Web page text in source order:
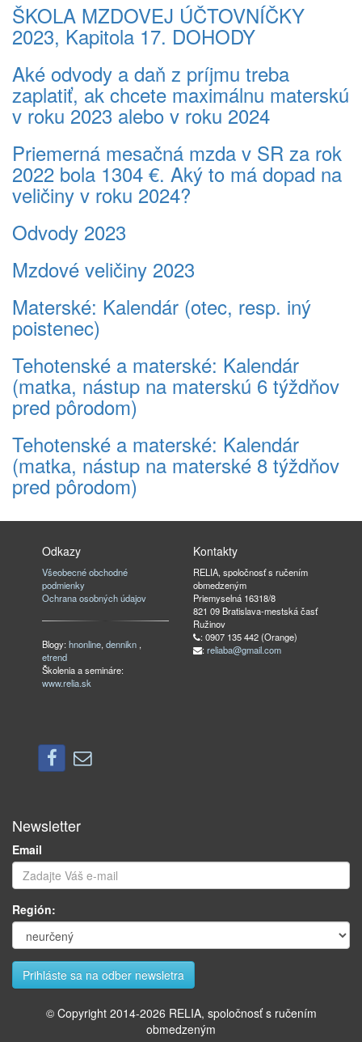
ŠKOLA MZDOVEJ ÚČTOVNÍČKY
2023, Kapitola 17. DOHODY
Aké odvody a daň z príjmu treba
zaplatiť, ak chcete maximálnu materskú
v roku 2023 alebo v roku 2024
Priemerná mesačná mzda v SR za rok
2022 bola 1304 €. Aký to má dopad na
veličiny v roku 2024?
Odvody 2023
Mzdové veličiny 2023
Materské: Kalendár (otec, resp. iný
poistenec)
Tehotenské a materské: Kalendár
(matka, nástup na materskú 6 týždňov
pred pôrodom)
Tehotenské a materské: Kalendár
(matka, nástup na materské 8 týždňov
pred pôrodom)
Odkazy
Všeobecné obchodné
podmienky
Ochrana osobných údajov
Blogy:hnonline,dennikn ,
etrend
Školenia a semináre:
www.relia.sk
Kontakty
RELIA, spoločnosť s ručením
obmedzeným
Priemyselná 16318/8
821 09 Bratislava-mestská časť
Ružinov
: 0907 135 442 (Orange)
: reliaba@gmail.com
Newsletter
Email
Región:
© Copyright 2014-2026 RELIA, spoločnosť s ručením
obmedzeným